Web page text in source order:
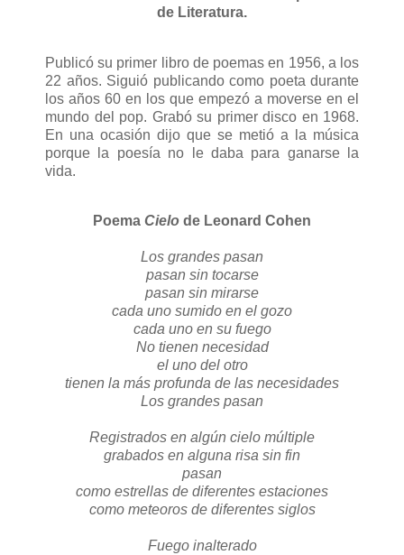
de Literatura.
Publicó su primer libro de poemas en 1956, a los
22 años. Siguió publicando como poeta durante
los años 60 en los que empezó a moverse en el
mundo del pop. Grabó su primer disco en 1968.
En una ocasión dijo que se metió a la música
porque la poesía no le daba para ganarse la
vida.
Poema Cielo de Leonard Cohen
Los grandes pasan
pasan sin tocarse
pasan sin mirarse
cada uno sumido en el gozo
cada uno en su fuego
No tienen necesidad
el uno del otro
tienen la más profunda de las necesidades
Los grandes pasan
Registrados en algún cielo múltiple
grabados en alguna risa sin fin
pasan
como estrellas de diferentes estaciones
como meteoros de diferentes siglos
Fuego inalterado